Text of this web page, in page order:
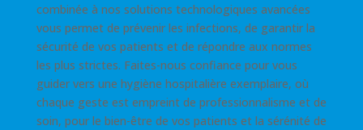
combinée à nos solutions technologiques avancées
vous permet de prévenir les infections, de garantir la
sécurité de vos patients et de répondre aux normes
les plus strictes. Faites-nous confiance pour vous
guider vers une hygiène hospitalière exemplaire, où
chaque geste est empreint de professionnalisme et de
soin, pour le bien-être de vos patients et la sérénité de